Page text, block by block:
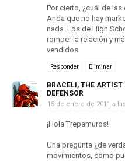
Por cierto, ¿cuál de
Anda que no hay
nada. Los de High
romper la relación y
vendidos.
Responder Eliminar
BRACELI, THE ARTIST
DEFENSOR
15 de enero de 2011 a
¡Hola Trepamuros!
Una pregunta ¿de
movimientos, como